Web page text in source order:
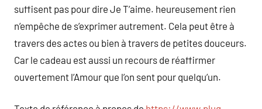
suffisent pas pour dire Je T’aime. heureusement rien
n’empêche de s’exprimer autrement. Cela peut être à
travers des actes ou bien à travers de petites douceurs.
Car le cadeau est aussi un recours de réaffirmer
ouvertement l’Amour que l’on sent pour quelqu’un.